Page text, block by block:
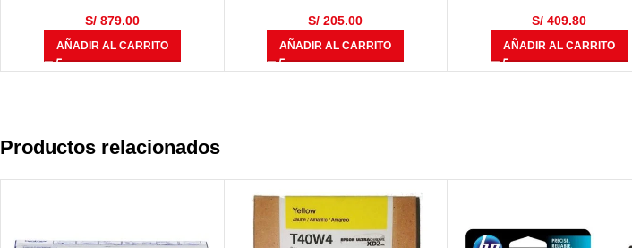
S/879.00
AÑADIR AL CARRITO
S/ 205.00
AÑADIR AL CARRITO
Páginas
S/ 409.80
AÑADIR AL CARRITO
Productos relacionados